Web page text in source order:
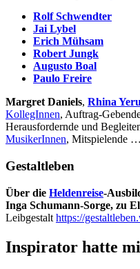
Rolf Schwendter
Jai Lybel
Erich Mühsam
Robert Jungk
Augusto Boal
Paulo Freire
Margret Daniels, Rhina
KollegInnen, Auftrag-
Herausfordernde und
MusikerInnen, Mitspielende
Gestaltleben
Über die Heldenreise-
Inga Schumann-Sorge, zu
Leibgestalt https://
Inspirator hatte